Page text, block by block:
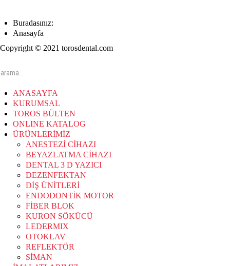
Buradasınız:
Anasayfa
Copyright © 2021 torosdental.com
ANASAYFA
KURUMSAL
TOROS BÜLTEN
ONLINE KATALOG
ÜRÜNLERİMİZ
ANESTEZİ CİHAZI
BEYAZLATMA CİHAZI
DENTAL 3 D YAZICI
DEZENFEKTAN
DİŞ ÜNİTLERİ
ENDODONTİK MOTOR
FİBER BLOK
KURON SÖKÜCÜ
LEDERMIX
OTOKLAV
REFLEKTÖR
SİMAN